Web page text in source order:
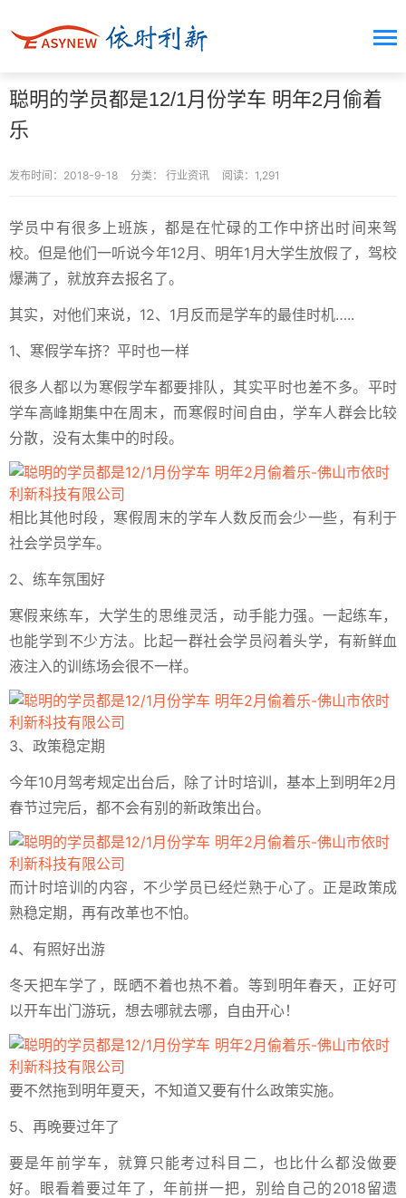
聪明的学员都是12/1月份学车 明年2月偷着
乐
发布时间：2018-9-18 分类： 行业资讯 阅读：1,291
学员中有很多上班族，都是在忙碌的工作中挤出时间来驾
校。但是他们一听说今年12月、明年1月大学生放假了，驾校
爆满了，就放弃去报名了。
其实，对他们来说，12、1月反而是学车的最佳时机…..
1、寒假学车挤？平时也一样
很多人都以为寒假学车都要排队，其实平时也差不多。平时
学车高峰期集中在周末，而寒假时间自由，学车人群会比较
分散，没有太集中的时段。
相比其他时段，寒假周末的学车人数反而会少一些，有利于
社会学员学车。
2、练车氛围好
寒假来练车，大学生的思维灵活，动手能力强。一起练车，
也能学到不少方法。比起一群社会学员闷着头学，有新鲜血
液注入的训练场会很不一样。
3、政策稳定期
今年10月驾考规定出台后，除了计时培训，基本上到明年2月
春节过完后，都不会有别的新政策出台。
而计时培训的内容，不少学员已经烂熟于心了。正是政策成
熟稳定期，再有改革也不怕。
4、有照好出游
冬天把车学了，既晒不着也热不着。等到明年春天，正好可
以开车出门游玩，想去哪就去哪，自由开心！
要不然拖到明年夏天，不知道又要有什么政策实施。
5、再晚要过年了
要是年前学车，就算只能考过科目二，也比什么都没做要
好。眼看着要过年了，年前拼一把，别给自己的2018留遗